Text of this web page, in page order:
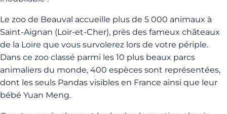
Le zoo de Beauval accueille plus de 5 000 animaux à
Saint-Aignan (Loir-et-Cher), près des fameux châteaux
de la Loire que vous survolerez lors de votre périple.
Dans ce zoo classé parmi les 10 plus beaux parcs
animaliers du monde, 400 espèces sont représentées,
dont les seuls Pandas visibles en France ainsi que leur
bébé Yuan Meng.